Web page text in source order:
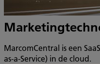
MarcomCentral is een
as-a-Service) in de cloud.